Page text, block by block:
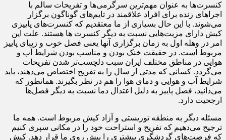
کنسرت‌ها به عنوان مهم‌ترین سرگرمی‌ها و تفریحات سالم با
اجراهای زنده برای افراد علاقمند در تایم‌های گوناگون برگزار
می‌شوند. با این حال بسیاری از ما معتقدیم که کنسرت‌های پاییزی
کیش دارای مزیت‌هایی نسبت به دیگر کنسرت ها هستند. علت این
امر در وهله اول به زمان برگزاری آنها یعنی فصل خوب و زیبای پاییز
مربوط است. در حقیقت خنک بودن و مناسب بودن شرایط آب و
هوایی در مناطق مختلف ایران سبب دلچسب‌تر شدن تفریحات
می‌گردد. کسانی که مدتی از سال را به تفریح اختصاص می‌دهند، باید
شرایط آب و هوایی و دمای هوا را هم در نظر بگیرند. همانطور که
می‌دانید، فصل پاییز به دلیل اعتدال دما نسبت به دیگر فصل‌ها
ارجحیت دارد.
مسئله دیگر به منطقه توریستی و آزاد کیش مربوط است. همه ما
ترجیح می‌دهیم که تفریح و استراحت خود را در مکانی سپری کنیم
که فرصت‌های گردشگری بیشتری را پیش روی ما قرار دهد. کیش